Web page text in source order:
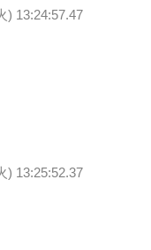
) 13:24:57.47
) 13:25:52.37